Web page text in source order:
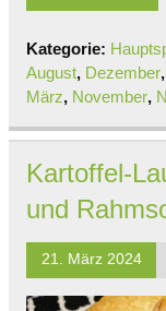
Kategorie:
August, Dezember,
März, November,
Kartoffel-
und
21. März 2024